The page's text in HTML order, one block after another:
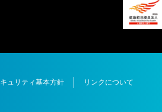
ュリティ基本方針 リンクについて